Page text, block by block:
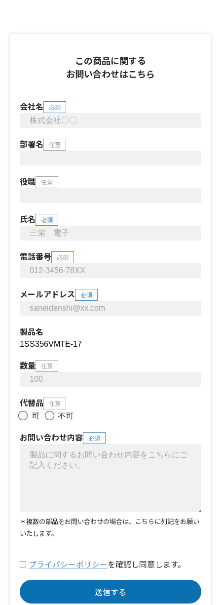
この商品に関する
お問い合わせはこちら
会社名 必須
部署名 任意
役職 任意
氏名 必須
電話番号 必須
メールアドレス 必須
製品名
数量 任意
代替品 任意
可
不可
お問い合わせ内容
必須
＊複数の部品をお問い合わせの場合は、こちらに列記をお願い
いたします。
プライバシーポリシーを確認し同意します。